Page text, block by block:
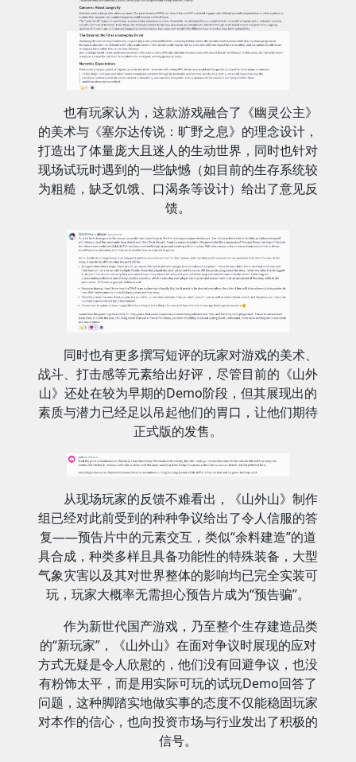
也有玩家认为，这款游戏融合了《幽灵公主》
的美术与《塞尔达传说：旷野之息》的理念设计，
打造出了体量庞大且迷人的生动世界，同时也针对
现场试玩时遇到的一些缺憾（如目前的生存系统较
为粗糙，缺乏饥饿、口渴条等设计）给出了意见反
馈。
同时也有更多撰写短评的玩家对游戏的美术、
战斗、打击感等元素给出好评，尽管目前的《山外
山》还处在较为早期的Demo阶段，但其展现出的
素质与潜力已经足以吊起他们的胃口，让他们期待
正式版的发售。
从现场玩家的反馈不难看出，《山外山》制作
组已经对此前受到的种种争议给出了令人信服的答
复——预告片中的元素交互，类似“余料建造”的道
具合成，种类多样且具备功能性的特殊装备，大型
气象灾害以及其对世界整体的影响均已完全实装可
玩，玩家大概率无需担心预告片成为“预告骗”。
作为新世代国产游戏，乃至整个生存建造品类
的“新玩家”，《山外山》在面对争议时展现的应对
方式无疑是令人欣慰的，他们没有回避争议，也没
有粉饰太平，而是用实际可玩的试玩Demo回答了
问题，这种脚踏实地做实事的态度不仅能稳固玩家
对本作的信心，也向投资市场与行业发出了积极的
信号。